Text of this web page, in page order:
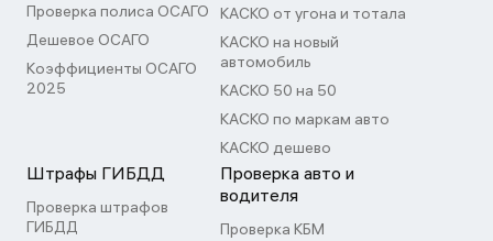
Проверка полиса ОСАГО
Дешевое ОСАГО
Коэффициенты ОСАГО
2025
КАСКО от угона и тотала
КАСКО на новый
автомобиль
КАСКО 50 на 50
КАСКО по маркам авто
КАСКО дешево
Штрафы ГИБДД
Проверка штрафов
ГИБДД
Проверка авто и
водителя
Проверка КБМ